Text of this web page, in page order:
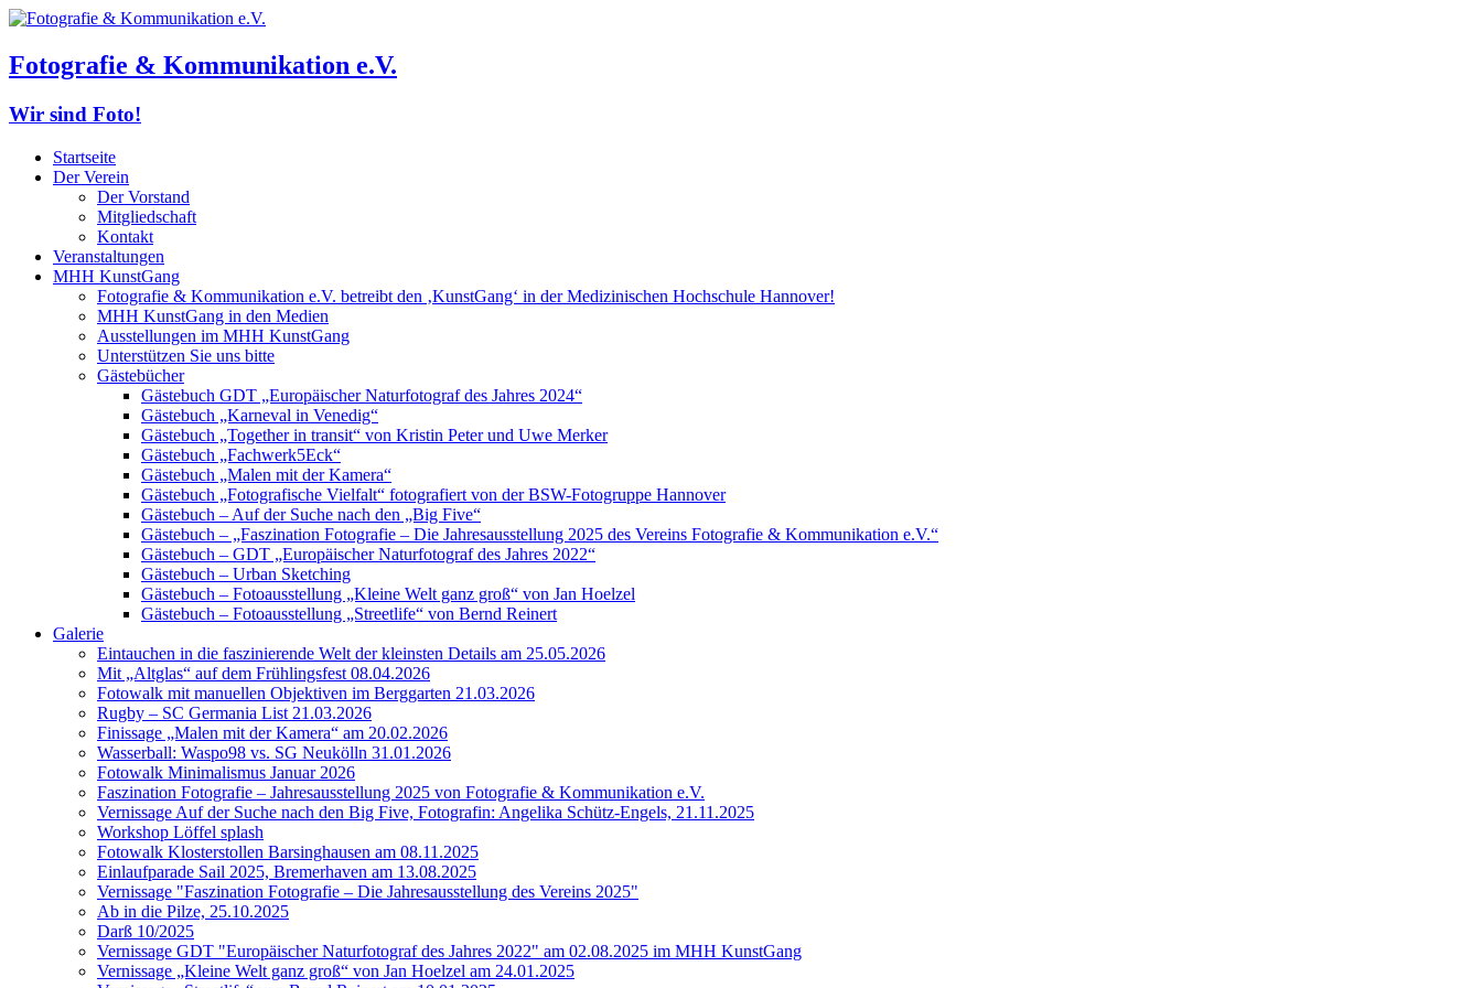
Fotografie & Kommunikation e.V.
Wir sind Foto!
Startseite
Der Verein
Der Vorstand
Mitgliedschaft
Kontakt
Veranstaltungen
MHH KunstGang
Fotografie & Kommunikation e.V. betreibt den ‚KunstGang‘ in der Medizinischen Hochschule Hannover!
MHH KunstGang in den Medien
Ausstellungen im MHH KunstGang
Unterstützen Sie uns bitte
Gästebücher
Gästebuch GDT „Europäischer Naturfotograf des Jahres 2024“
Gästebuch „Karneval in Venedig“
Gästebuch „Together in transit“ von Kristin Peter und Uwe Merker
Gästebuch „Fachwerk5Eck“
Gästebuch „Malen mit der Kamera“
Gästebuch „Fotografische Vielfalt“ fotografiert von der BSW-Fotogruppe Hannover
Gästebuch – Auf der Suche nach den „Big Five“
Gästebuch – „Faszination Fotografie – Die Jahresausstellung 2025 des Vereins Fotografie & Kommunikation e.V.“
Gästebuch – GDT „Europäischer Naturfotograf des Jahres 2022“
Gästebuch – Urban Sketching
Gästebuch – Fotoausstellung „Kleine Welt ganz groß“ von Jan Hoelzel
Gästebuch – Fotoausstellung „Streetlife“ von Bernd Reinert
Galerie
Eintauchen in die faszinierende Welt der kleinsten Details am 25.05.2026
Mit „Altglas“ auf dem Frühlingsfest 08.04.2026
Fotowalk mit manuellen Objektiven im Berggarten 21.03.2026
Rugby – SC Germania List 21.03.2026
Finissage „Malen mit der Kamera“ am 20.02.2026
Wasserball: Waspo98 vs. SG Neukölln 31.01.2026
Fotowalk Minimalismus Januar 2026
Faszination Fotografie – Jahresausstellung 2025 von Fotografie & Kommunikation e.V.
Vernissage Auf der Suche nach den Big Five, Fotografin: Angelika Schütz-Engels, 21.11.2025
Workshop Löffel splash
Fotowalk Klosterstollen Barsinghausen am 08.11.2025
Einlaufparade Sail 2025, Bremerhaven am 13.08.2025
Vernissage "Faszination Fotografie – Die Jahresausstellung des Vereins 2025"
Ab in die Pilze, 25.10.2025
Darß 10/2025
Vernissage GDT "Europäischer Naturfotograf des Jahres 2022" am 02.08.2025 im MHH KunstGang
Vernissage „Kleine Welt ganz groß“ von Jan Hoelzel am 24.01.2025